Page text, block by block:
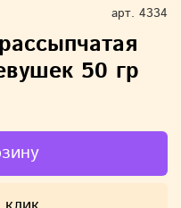
арт. 4334
50 гр